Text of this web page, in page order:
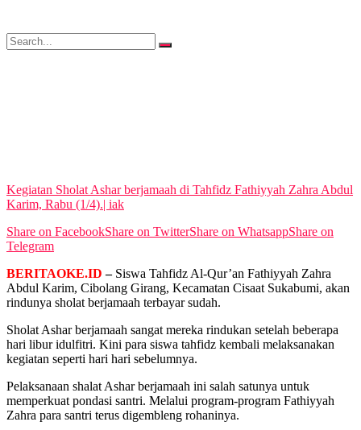
Kegiatan Sholat Ashar berjamaah di Tahfidz Fathiyyah Zahra Abdul
Karim, Rabu (1/4).| iak
Share on FacebookShare on TwitterShare on WhatsappShare on
Telegram
BERITAOKE.ID –Siswa Tahfidz Al-Qur’an Fathiyyah Zahra
Abdul Karim, Cibolang Girang, Kecamatan Cisaat Sukabumi, akan
rindunya sholat berjamaah terbayar sudah.
Sholat Ashar berjamaah sangat mereka rindukan setelah beberapa
hari libur idulfitri. Kini para siswa tahfidz kembali melaksanakan
kegiatan seperti hari hari sebelumnya.
Pelaksanaan shalat Ashar berjamaah ini salah satunya untuk
memperkuat pondasi santri. Melalui program-program Fathiyyah
Zahra para santri terus digembleng rohaninya.